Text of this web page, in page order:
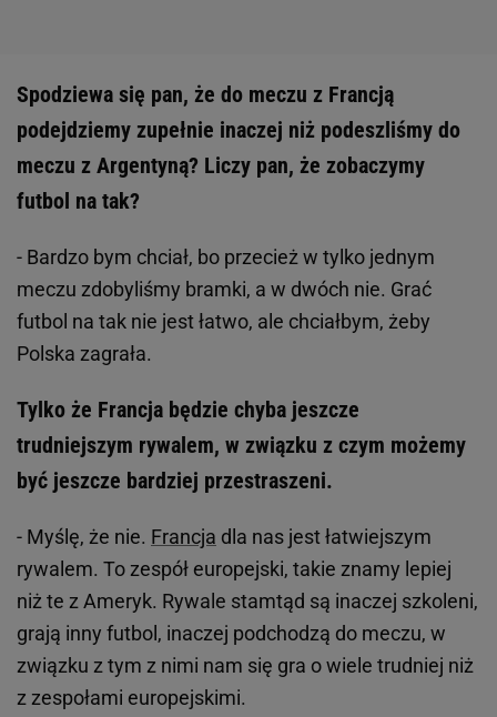
Spodziewa się pan, że do meczu z Francją
podejdziemy zupełnie inaczej niż podeszliśmy do
meczu z Argentyną? Liczy pan, że zobaczymy
futbol na tak?
- Bardzo bym chciał, bo przecież w tylko jednym
meczu zdobyliśmy bramki, a w dwóch nie. Grać
futbol na tak nie jest łatwo, ale chciałbym, żeby
Polska zagrała.
Tylko że Francja będzie chyba jeszcze
trudniejszym rywalem, w związku z czym możemy
być jeszcze bardziej przestraszeni.
- Myślę, że nie. Francja dla nas jest łatwiejszym
rywalem. To zespół europejski, takie znamy lepiej
niż te z Ameryk. Rywale stamtąd są inaczej szkoleni,
grają inny futbol, inaczej podchodzą do meczu, w
związku z tym z nimi nam się gra o wiele trudniej niż
z zespołami europejskimi.